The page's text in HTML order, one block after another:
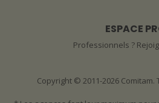
ESPACE
Professionnels ?
Copyright © 2011-2026